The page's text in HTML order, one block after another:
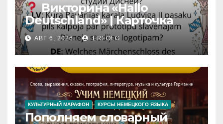
Викторина «Hallo
Deutschland» | Карточка
№46
Замок вдохновения
Iedvesmas pils / Schloss der
Inspiration
АВГ 6, 2026 ERFOLG
КУЛЬТУРНЫЙ МАРАФОН КУРСЫ НЕМЕЦКОГО ЯЗЫКА
Пополняем словарный